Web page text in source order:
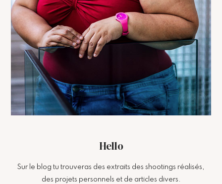
Hello
Sur le blog tu trouveras des extraits des shootings réalisés,
des projets personnels et de articles divers.